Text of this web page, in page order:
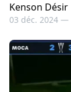
Kenson Désir
03 déc. 2024 —